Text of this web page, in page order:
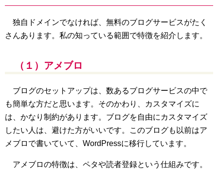
独自ドメインでなければ、無料のブログサービスがたく
さんあります。私の知っている範囲で特徴を紹介します。
（１）アメブロ
ブログのセットアップは、数あるブログサービスの中で
も簡単な方だと思います。そのかわり、カスタマイズに
は、かなり制約があります。ブログを自由にカスタマイズ
したい人は、避けた方がいいです。このブログも以前はア
メブロで書いていて、WordPressに移行しています。
アメブロの特徴は、ペタや読者登録という仕組みです。